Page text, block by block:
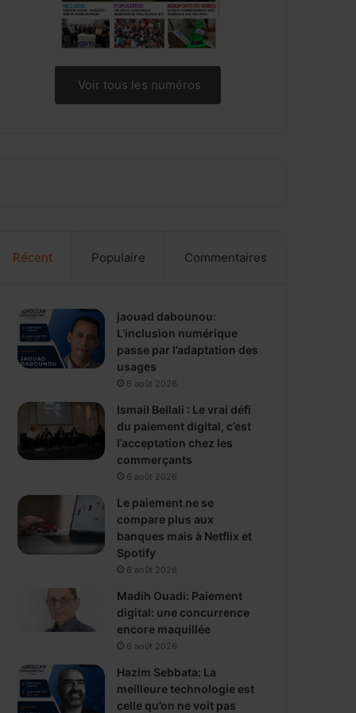
Voir tous les numéros
Récent Populaire Commentaires
jaouad dabounou:
L’inclusion numérique
passe par l’adaptation des
usages
6 août 2026
Ismail Bellali : Le vrai défi
du paiement digital, c’est
l’acceptation chez les
commerçants
6 août 2026
Le paiement ne se
compare plus aux
banques mais à Netflix et
Spotify
6 août 2026
Madih Ouadi: Paiement
digital: une concurrence
encore maquillée
6 août 2026
Hazim Sebbata: La
meilleure technologie est
celle qu’on ne voit pas